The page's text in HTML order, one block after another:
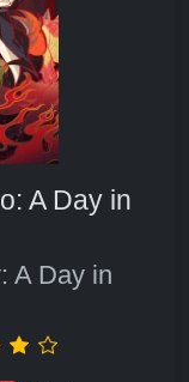
A Day in
A Day in